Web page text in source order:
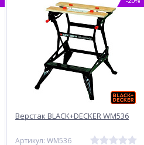
Верстак BLACK+DECKER WM536
Артикул: WM536